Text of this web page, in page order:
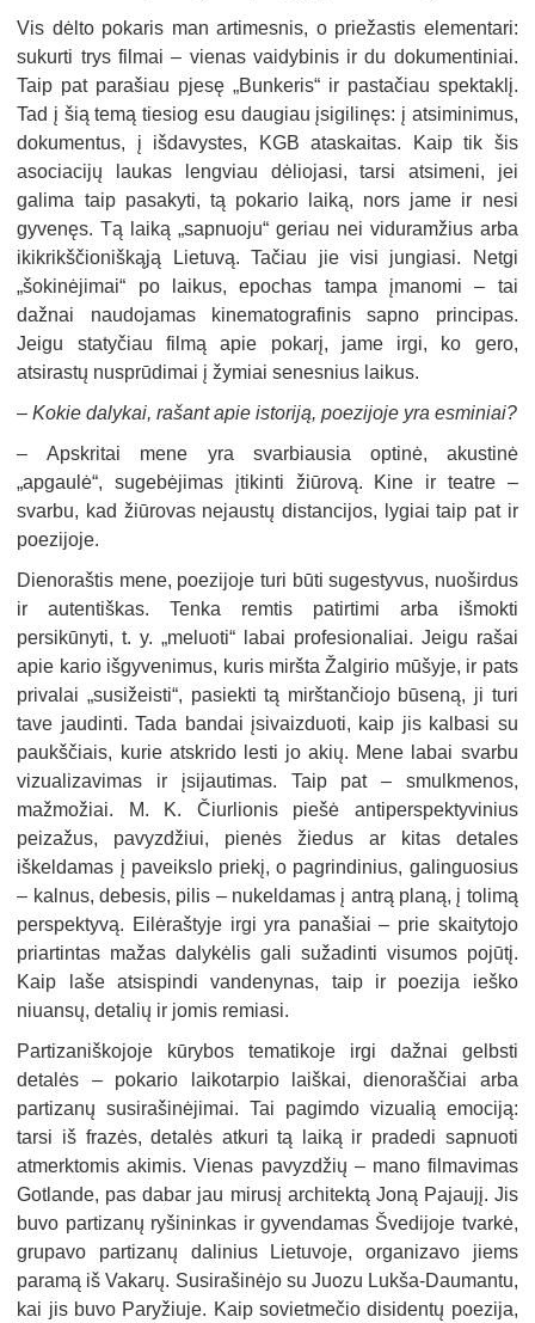
Vis dėlto pokaris man artimesnis, o priežastis elementari:
sukurti trys filmai – vienas vaidybinis ir du dokumentiniai.
Taip pat parašiau pjesę „Bunkeris“ ir pastačiau spektaklį.
Tad į šią temą tiesiog esu daugiau įsigilinęs: į atsiminimus,
dokumentus, į išdavystes, KGB ataskaitas. Kaip tik šis
asociacijų laukas lengviau dėliojasi, tarsi atsimeni, jei
galima taip pasakyti, tą pokario laiką, nors jame ir nesi
gyvenęs. Tą laiką „sapnuoju“ geriau nei viduramžius arba
ikikrikščioniškąją Lietuvą. Tačiau jie visi jungiasi. Netgi
„šokinėjimai“ po laikus, epochas tampa įmanomi – tai
dažnai naudojamas kinematografinis sapno principas.
Jeigu statyčiau filmą apie pokarį, jame irgi, ko gero,
atsirastų nusprūdimai į žymiai senesnius laikus.
–Kokie dalykai, rašant apie istoriją, poezijoje yra esminiai?
–Apskritai mene yra svarbiausia optinė, akustinė
„apgaulė“, sugebėjimas įtikinti žiūrovą. Kine ir teatre –
svarbu, kad žiūrovas nejaustų distancijos, lygiai taip pat ir
poezijoje.
Dienoraštis mene, poezijoje turi būti sugestyvus, nuoširdus
ir autentiškas. Tenka remtis patirtimi arba išmokti
persikūnyti, t. y. „meluoti“ labai profesionaliai. Jeigu rašai
apie kario išgyvenimus, kuris miršta Žalgirio mūšyje, ir pats
privalai „susižeisti“, pasiekti tą mirštančiojo būseną, ji turi
tave jaudinti. Tada bandai įsivaizduoti, kaip jis kalbasi su
paukščiais, kurie atskrido lesti jo akių. Mene labai svarbu
vizualizavimas ir įsijautimas. Taip pat – smulkmenos,
mažmožiai. M. K. Čiurlionis piešė antiperspektyvinius
peizažus, pavyzdžiui, pienės žiedus ar kitas detales
iškeldamas į paveikslo priekį, o pagrindinius, galinguosius
– kalnus, debesis, pilis – nukeldamas į antrą planą, į tolimą
perspektyvą. Eilėraštyje irgi yra panašiai – prie skaitytojo
priartintas mažas dalykėlis gali sužadinti visumos pojūtį.
Kaip laše atsispindi vandenynas, taip ir poezija ieško
niuansų, detalių ir jomis remiasi.
Partizaniškojoje kūrybos tematikoje irgi dažnai gelbsti
detalės – pokario laikotarpio laiškai, dienoraščiai arba
partizanų susirašinėjimai. Tai pagimdo vizualią emociją:
tarsi iš frazės, detalės atkuri tą laiką ir pradedi sapnuoti
atmerktomis akimis. Vienas pavyzdžių – mano filmavimas
Gotlande, pas dabar jau mirusį architektą Joną Pajaujį. Jis
buvo partizanų ryšininkas ir gyvendamas Švedijoje tvarkė,
grupavo partizanų dalinius Lietuvoje, organizavo jiems
paramą iš Vakarų. Susirašinėjo su Juozu Lukša-Daumantu,
kai jis buvo Paryžiuje. Kaip sovietmečio disidentų poezija,